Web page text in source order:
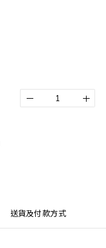
送貨及付款方式